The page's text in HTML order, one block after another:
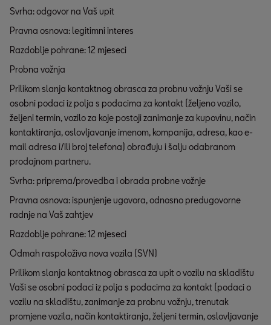
Svrha: odgovor na Vaš upit
Pravna osnova: legitimni interes
Razdoblje pohrane: 12 mjeseci
Probna vožnja
Prilikom slanja kontaktnog obrasca za probnu vožnju Vaši se
osobni podaci iz polja s podacima za kontakt (željeno vozilo,
željeni termin, vozilo za koje postoji zanimanje za kupovinu, način
kontaktiranja, oslovljavanje imenom, kompanija, adresa, kao e-
mail adresa i/ili broj telefona) obrađuju i šalju odabranom
prodajnom partneru.
Svrha: priprema/provedba i obrada probne vožnje
Pravna osnova: ispunjenje ugovora, odnosno predugovorne
radnje na Vaš zahtjev
Razdoblje pohrane: 12 mjeseci
Odmah raspoloživa nova vozila (SVN)
Prilikom slanja kontaktnog obrasca za upit o vozilu na skladištu
Vaši se osobni podaci iz polja s podacima za kontakt (podaci o
vozilu na skladištu, zanimanje za probnu vožnju, trenutak
promjene vozila, način kontaktiranja, željeni termin, oslovljavanje